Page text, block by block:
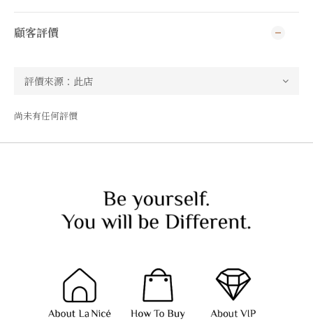
顧客評價
尚未有任何評價